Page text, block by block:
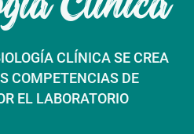
CLÍNICA SE CREA
COMPETENCIAS DE
EL LABORATORIO